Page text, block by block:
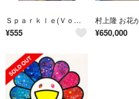
Ｓｐａｒｋｌｅ(Ｖｏｌ．２４) メディアボーイムック／メディア・ボーイ
¥555 ¥650,000